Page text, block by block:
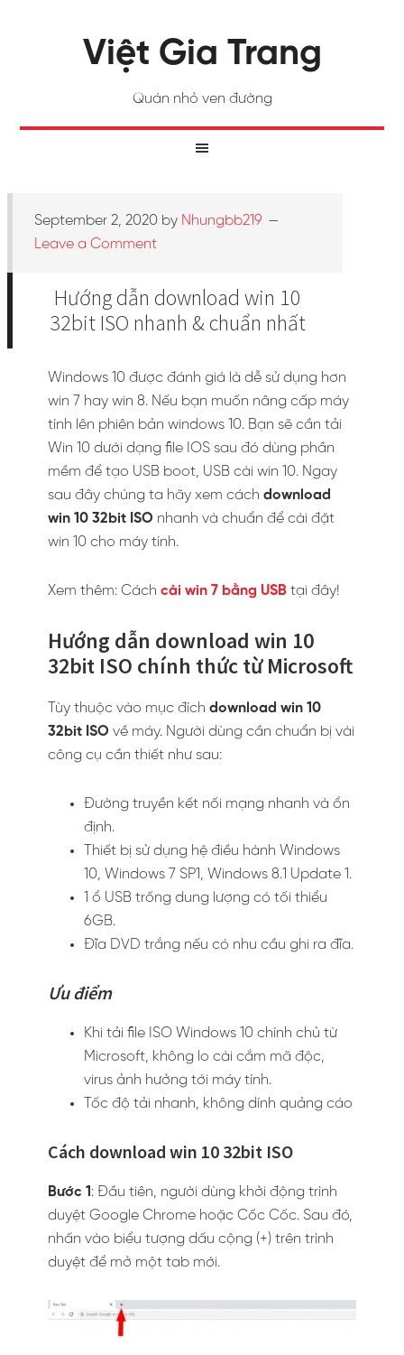
Việt Gia Trang
Quán nhỏ ven đường
September 2, 2020 by Nhungbb219
Leave a Comment
Hướng dẫn download win 10
32bit ISO nhanh & chuẩn nhất
Windows 10 được đánh giá là dễ sử dụng hơn
win 7 hay win 8. Nếu bạn muốn nâng cấp máy
tính lên phiên bản windows 10. Bạn sẽ cần tải
Win 10 dưới dạng file IOS sau đó dùng phần
mềm để tạo USB boot, USB cài win 10. Ngay
sau đây chúng ta hãy xem cách download
win 10 32bit ISO nhanh và chuẩn để cài đặt
win 10 cho máy tính.
Xem thêm: Cách cài win 7 bằng USB tại đây!
Hướng dẫn download win 10
32bit ISO chính thức từ Microsoft
Tùy thuộc vào mục đích download win 10
32bit ISO về máy. Người dùng cần chuẩn bị vài
công cụ cần thiết như sau:
Đường truyền kết nối mạng nhanh và ổn
định.
Thiết bị sử dụng hệ điều hành Windows
10, Windows 7 SP1, Windows 8.1 Update 1.
1 ổ USB trống dung lượng có tối thiểu
6GB.
Đĩa DVD trắng nếu có nhu cầu ghi ra đĩa.
Ưu điểm
Khi tải file ISO Windows 10 chính chủ từ
Microsoft, không lo cài cắm mã độc,
virus ảnh hưởng tới máy tính.
Tốc độ tải nhanh, không dính quảng cáo
Cách download win 10 32bit ISO
Bước 1 : Đầu tiên, người dùng khởi động trình
duyệt Google Chrome hoặc Cốc Cốc. Sau đó,
nhấn vào biểu tượng dấu cộng (+) trên trình
duyệt để mở một tab mới.